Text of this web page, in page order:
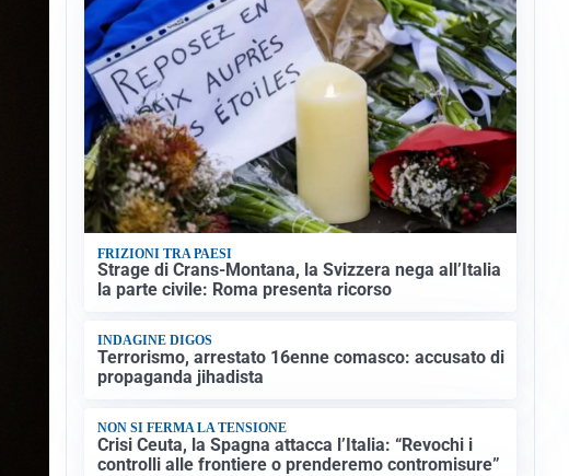
FRIZIONI TRA PAESI
Strage di Crans-Montana, la Svizzera nega all’Italia
la parte civile: Roma presenta ricorso
INDAGINE DIGOS
Terrorismo, arrestato 16enne comasco: accusato di
propaganda jihadista
NON SI FERMA LA TENSIONE
Crisi Ceuta, la Spagna attacca l’Italia: “Revochi i
controlli alle frontiere o prenderemo contromisure”